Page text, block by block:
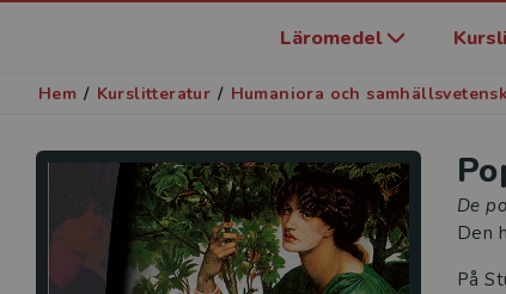
Läromedel
Hem / Kurslitteratur / Humaniora och
De
Den
På